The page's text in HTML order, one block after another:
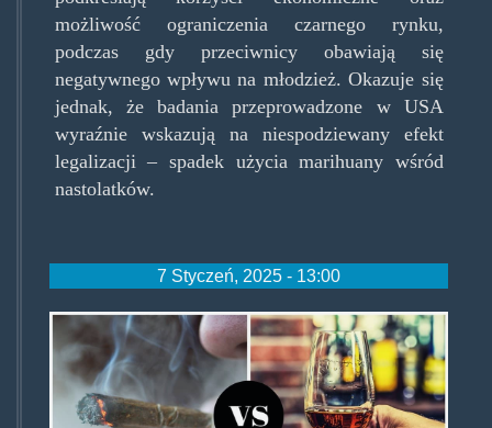
możliwość ograniczenia czarnego rynku,
podczas gdy przeciwnicy obawiają się
negatywnego wpływu na młodzież. Okazuje się
jednak, że badania przeprowadzone w USA
wyraźnie wskazują na niespodziewany efekt
legalizacji – spadek użycia marihuany wśród
nastolatków.
7 Styczeń, 2025 - 13:00
marijuana-
vs-
alcohol-